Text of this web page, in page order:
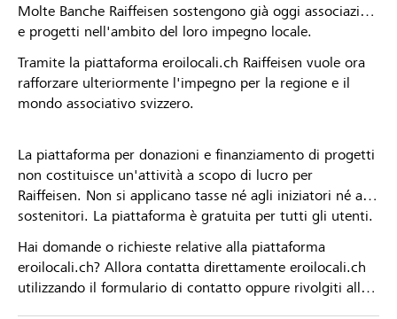
Molte Banche Raiffeisen sostengono già oggi associazioni
e progetti nell'ambito del loro impegno locale.
Tramite la piattaforma eroilocali.ch Raiffeisen vuole ora
rafforzare ulteriormente l'impegno per la regione e il
mondo associativo svizzero.
La piattaforma per donazioni e finanziamento di progetti
non costituisce un'attività a scopo di lucro per
Raiffeisen. Non si applicano tasse né agli iniziatori né ai
sostenitori. La piattaforma è gratuita per tutti gli utenti.
Hai domande o richieste relative alla piattaforma
eroilocali.ch? Allora contatta direttamente eroilocali.ch
utilizzando il formulario di contatto oppure rivolgiti alla